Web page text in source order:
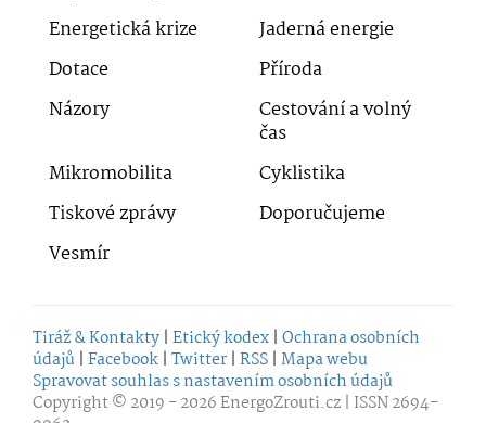
Energetická krize
Jaderná energie
Dotace
Příroda
Názory
Cestování a volný
čas
Mikromobilita
Cyklistika
Tiskové zprávy
Doporučujeme
Vesmír
Tiráž & Kontakty | Etický kodex | Ochrana osobních
údajů | Facebook | Twitter | RSS | Mapa webu
Spravovat souhlas s nastavením osobních údajů
Copyright © 2019 - 2026EnergoZrouti.cz | ISSN 2694-